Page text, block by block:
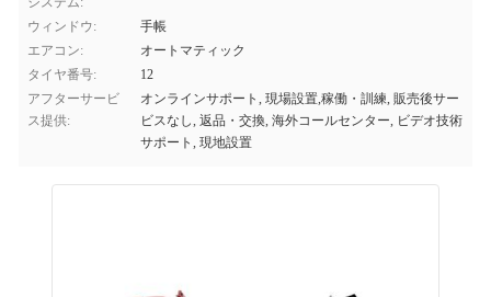
ウィンドウ:
手帳
エアコン:
オートマティック
タイヤ番号:
12
アフターサービ
ス提供:
オンラインサポート, 現場設置,稼働・訓練, 販売後サー
ビスなし, 返品・交換, 海外コールセンター, ビデオ技術
サポート, 現地設置